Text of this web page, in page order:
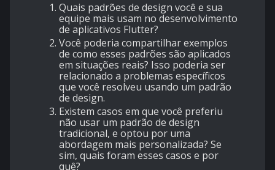
Quais padrões de design você e sua
equipe mais usam no desenvolvimento
de aplicativos Flutter?
Você poderia compartilhar exemplos
de como esses padrões são aplicados
em situações reais? Isso poderia ser
relacionado a problemas específicos
que você resolveu usando um padrão
de design.
Existem casos em que você preferiu
não usar um padrão de design
tradicional, e optou por uma
abordagem mais personalizada? Se
sim, quais foram esses casos e por
quê?